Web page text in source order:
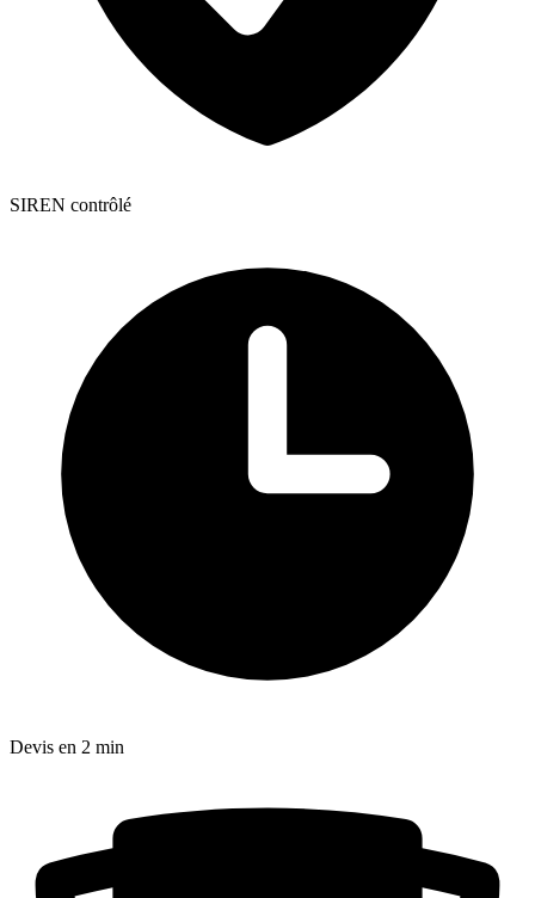
SIREN contrôlé
Devis en 2 min